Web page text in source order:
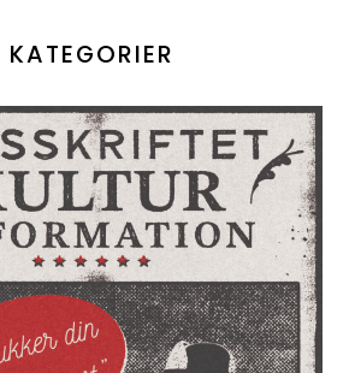
KATEGORIER